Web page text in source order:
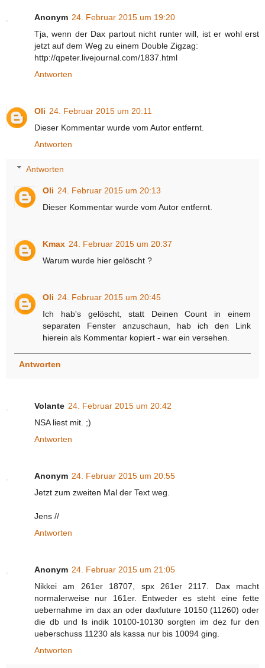
Anonym 24. Februar 2015 um 19:20
Tja, wenn der Dax partout nicht runter will, ist er wohl erst
jetzt auf dem Weg zu einem Double Zigzag:
http://qpeter.livejournal.com/1837.html
Antworten
Oli 24. Februar 2015 um 20:11
Dieser Kommentar wurde vom Autor entfernt.
Antworten
Antworten
Oli 24. Februar 2015 um 20:13
Dieser Kommentar wurde vom Autor entfernt.
Kmax 24. Februar 2015 um 20:37
Warum wurde hier gelöscht ?
Oli 24. Februar 2015 um 20:45
Ich hab's gelöscht, statt Deinen Count in einem
separaten Fenster anzuschaun, hab ich den Link
hierein als Kommentar kopiert - war ein versehen.
Antworten
Volante 24. Februar 2015 um 20:42
NSA liest mit. ;)
Antworten
Anonym 24. Februar 2015 um 20:55
Jetzt zum zweiten Mal der Text weg.
Jens //
Antworten
Anonym 24. Februar 2015 um 21:05
Nikkei am 261er 18707, spx 261er 2117. Dax macht
normalerweise nur 161er. Entweder es steht eine fette
uebernahme im dax an oder daxfuture 10150 (11260) oder
die db und ls indik 10100-10130 sorgten im dez fur den
ueberschuss 11230 als kassa nur bis 10094 ging.
Antworten